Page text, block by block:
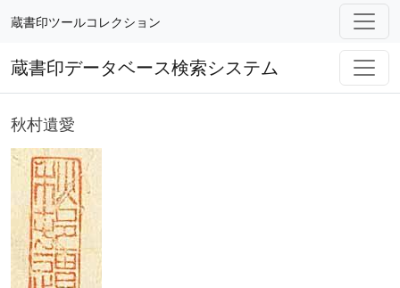
蔵書印ツールコレクション
蔵書印データベース検索システム
秋村遺愛